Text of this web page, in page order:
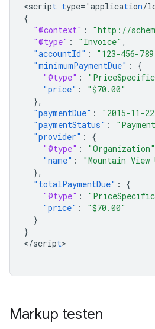
<script type='application/
{
"@context" : "http://
"@type" : "Invoice" ,
"accountId" : "123-456-
"minimumPaymentDue" :
{
"@type" :
"price" :
"$70.00"
},
"paymentDue" : "2015-11-
"paymentStatus" :
"provider" :
{
"@type" : "Organization"
"name" :
"Mountain
},
"totalPaymentDue" :
{
"@type" :
"price" :
"$70.00"
}
}
</script>
Markup testen